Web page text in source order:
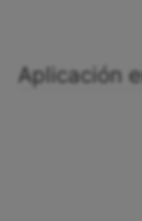
Aplicación